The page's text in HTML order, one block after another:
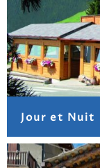
Jour et Nuit